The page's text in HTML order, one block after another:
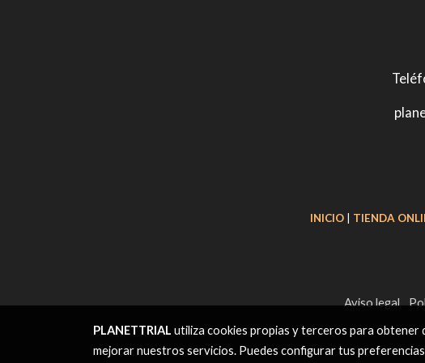
INICIO| TIENDA
Aviso legal
PLANETTRIAL utiliza cookies propias y terceros para obtener
mejorar nuestros servicios. Puedes configurar tus